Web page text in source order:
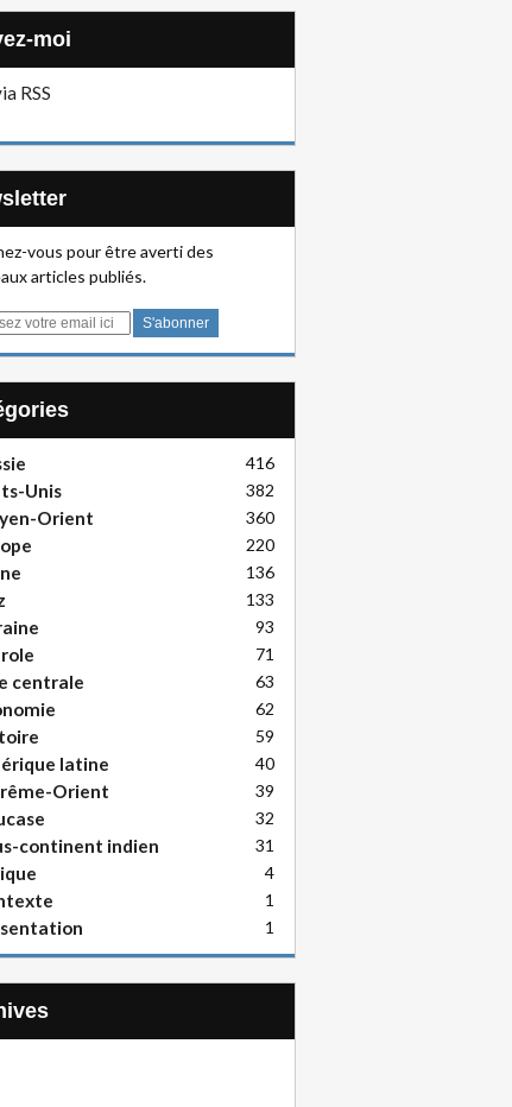
moi
RSS
vous pour être averti des
articles publiés.
416
Unis 382
Orient 360
220
136
133
93
71
centrale 63
62
59
latine 40
Orient 39
32
continent indien 31
4
1
1